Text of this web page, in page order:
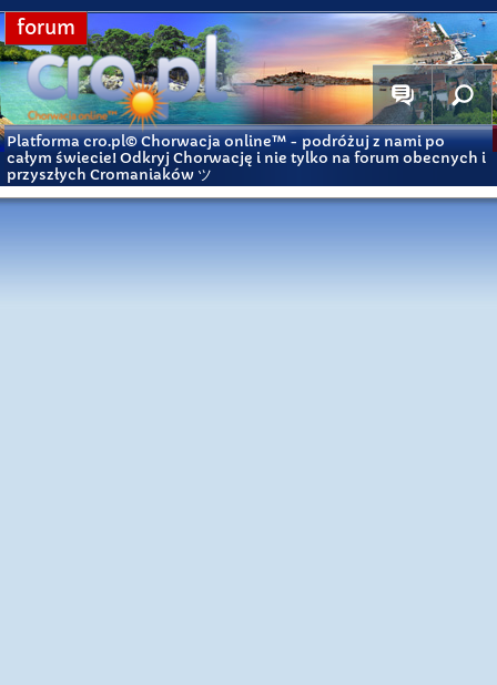
forum
Platforma cro.pl© Chorwacja online™ - podróżuj z nami po
całym świecie! Odkryj Chorwację i nie tylko na forum obecnych i
przyszłych Cromaniaków ツ